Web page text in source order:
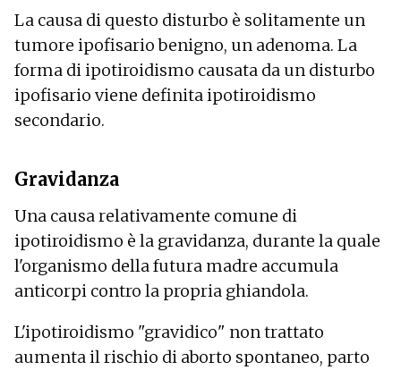
La causa di questo disturbo è solitamente un
tumore ipofisario benigno, un adenoma. La
forma di ipotiroidismo causata da un disturbo
ipofisario viene definita ipotiroidismo
secondario.
Gravidanza
Una causa relativamente comune di
ipotiroidismo è la gravidanza, durante la quale
l'organismo della futura madre accumula
anticorpi contro la propria ghiandola.
L'ipotiroidismo "gravidico" non trattato
aumenta il rischio di aborto spontaneo, parto